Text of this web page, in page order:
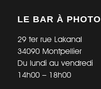
LE BAR À PHOTO
29 ter rue Lakanal
34090 Montpellier
Du lundi au vendredi
14h00 – 18h00